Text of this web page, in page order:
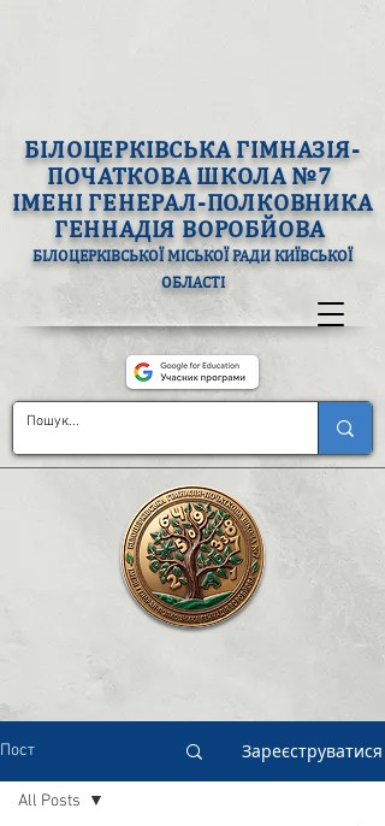
БІЛОЦЕРКІВСЬКА ГІМНАЗІЯ-
ПОЧАТКОВА ШКОЛА №7
ІМЕНІ ГЕНЕРАЛ-ПОЛКОВНИКА
ГЕННАДІЯ ВОРОБЙОВА
БІЛОЦЕРКІВСЬКОЇ МІСЬКОЇ РАДИ КИЇВСЬКОЇ
ОБЛАСТІ
Пост Зареєструватися
All Posts